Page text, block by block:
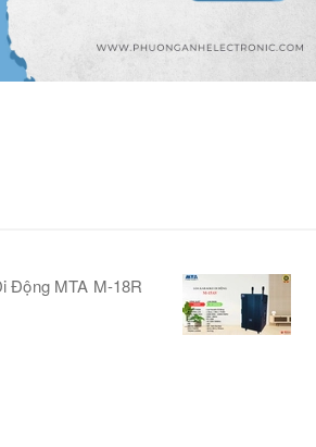
Động MTA M-18R